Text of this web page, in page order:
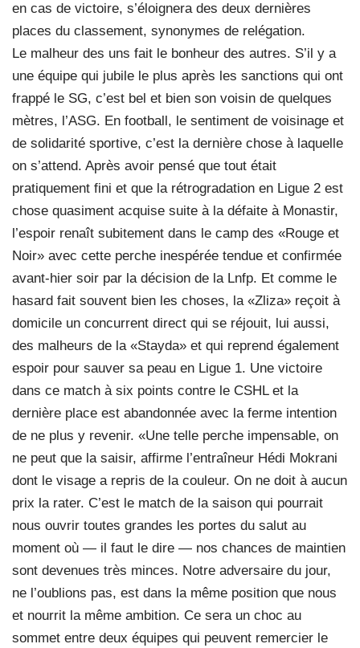
en cas de victoire, s’éloignera des deux dernières
places du classement, synonymes de relégation.
Le malheur des uns fait le bonheur des autres. S’il y a
une équipe qui jubile le plus après les sanctions qui ont
frappé le SG, c’est bel et bien son voisin de quelques
mètres, l’ASG. En football, le sentiment de voisinage et
de solidarité sportive, c’est la dernière chose à laquelle
on s’attend. Après avoir pensé que tout était
pratiquement fini et que la rétrogradation en Ligue 2 est
chose quasiment acquise suite à la défaite à Monastir,
l’espoir renaît subitement dans le camp des «Rouge et
Noir» avec cette perche inespérée tendue et confirmée
avant-hier soir par la décision de la Lnfp. Et comme le
hasard fait souvent bien les choses, la «Zliza» reçoit à
domicile un concurrent direct qui se réjouit, lui aussi,
des malheurs de la «Stayda» et qui reprend également
espoir pour sauver sa peau en Ligue 1. Une victoire
dans ce match à six points contre le CSHL et la
dernière place est abandonnée avec la ferme intention
de ne plus y revenir. «Une telle perche impensable, on
ne peut que la saisir, affirme l’entraîneur Hédi Mokrani
dont le visage a repris de la couleur. On ne doit à aucun
prix la rater. C’est le match de la saison qui pourrait
nous ouvrir toutes grandes les portes du salut au
moment où — il faut le dire — nos chances de maintien
sont devenues très minces. Notre adversaire du jour,
ne l’oublions pas, est dans la même position que nous
et nourrit la même ambition. Ce sera un choc au
sommet entre deux équipes qui peuvent remercier le